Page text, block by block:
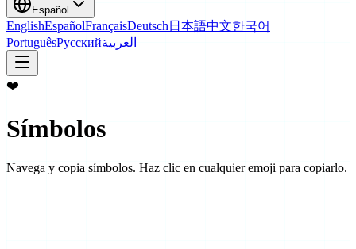
Español
EnglishEspañolFrançaisDeutsch 日本語中文한국어
PortuguêsРусскийالعربية
❤️
Símbolos
Navega y copia símbolos. Haz clic en cualquier emoji para copiarlo.